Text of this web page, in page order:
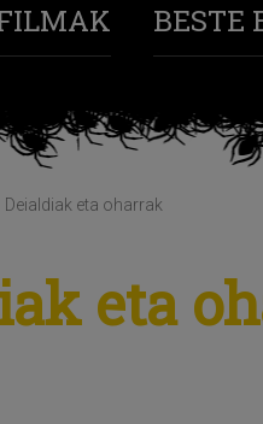
BESTE
Deialdiak eta oharrak
eta